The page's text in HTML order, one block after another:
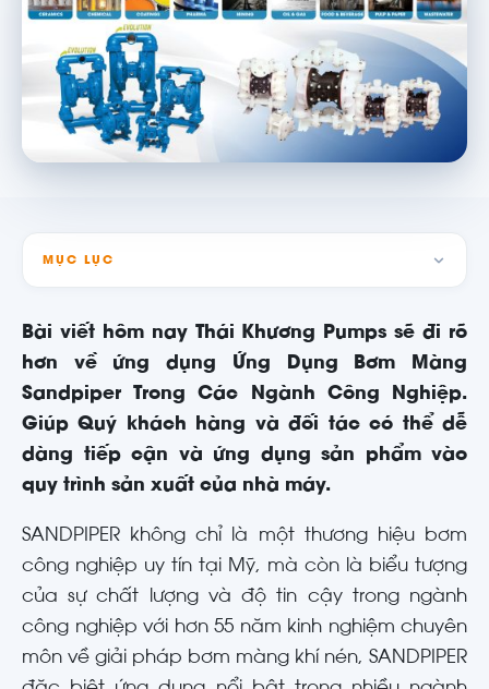
MỤC LỤC
Bài viết hôm nay Thái Khương Pumps sẽ đi rõ
hơn về ứng dụng Ứng Dụng Bơm Màng
Sandpiper Trong Các Ngành Công Nghiệp.
Giúp Quý khách hàng và đối tác có thể dễ
dàng tiếp cận và ứng dụng sản phẩm vào
quy trình sản xuất của nhà máy.
SANDPIPER không chỉ là một thương hiệu bơm
công nghiệp uy tín tại Mỹ, mà còn là biểu tượng
của sự chất lượng và độ tin cậy trong ngành
công nghiệp với hơn 55 năm kinh nghiệm chuyên
môn về giải pháp bơm màng khí nén, SANDPIPER